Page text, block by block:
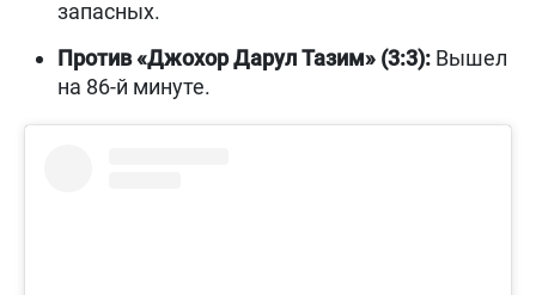
запасных.
Против «Джохор Дарул Тазим» (3:3): Вышел
на 86-й минуте.